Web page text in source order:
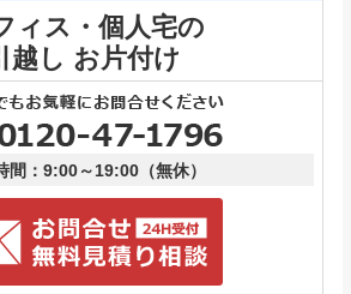
ィス・個人宅の
越し お片付け
間：9:00～19:00（無休）